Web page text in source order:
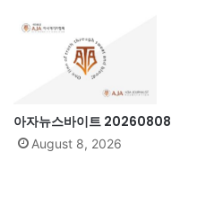
아자뉴스바이트 20260808
August 8, 2026